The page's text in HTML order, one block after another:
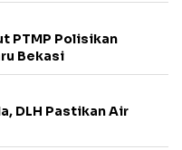
PTMP Polisikan
Bekasi
DLH Pastikan Air